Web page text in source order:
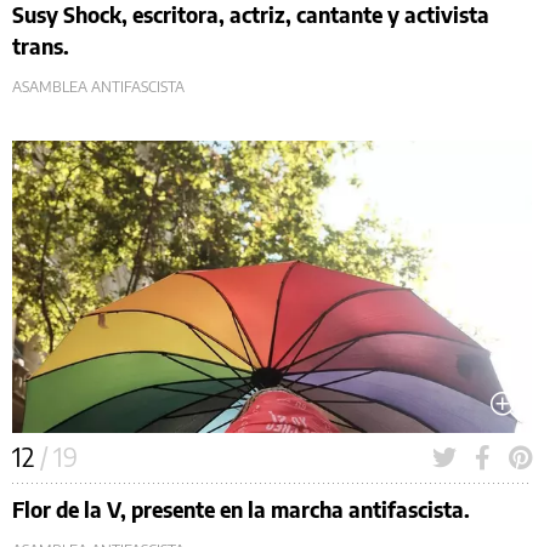
Susy Shock, escritora, actriz, cantante y activista
trans.
ASAMBLEA ANTIFASCISTA
12 / 19
Flor de la V, presente en la marcha antifascista.